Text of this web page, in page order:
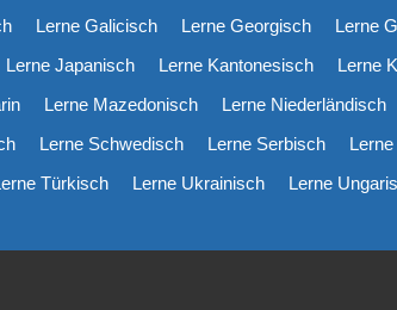
Lerne Galicisch Lerne Georgisch Lerne
Lerne Japanisch Lerne Kantonesisch Lerne
Lerne Mazedonisch Lerne Niederländisch
Lerne Schwedisch Lerne Serbisch
Türkisch Lerne Ukrainisch Lerne